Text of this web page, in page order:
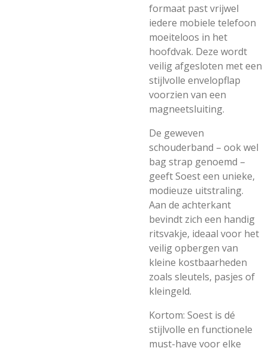
formaat past vrijwel
iedere mobiele telefoon
moeiteloos in het
hoofdvak. Deze wordt
veilig afgesloten met een
stijlvolle envelopflap
voorzien van een
magneetsluiting.
De geweven
schouderband – ook wel
bag strap genoemd –
geeft Soest een unieke,
modieuze uitstraling.
Aan de achterkant
bevindt zich een handig
ritsvakje, ideaal voor het
veilig opbergen van
kleine kostbaarheden
zoals sleutels, pasjes of
kleingeld.
Kortom: Soest is dé
stijlvolle en functionele
must-have voor elke